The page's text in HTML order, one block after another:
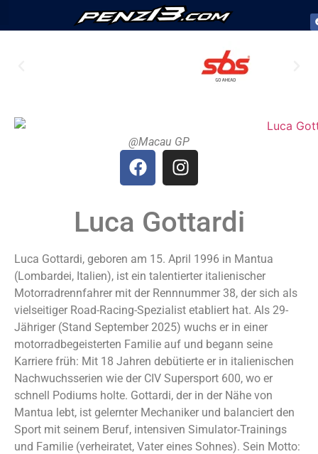
@Macau GP
Luca Gottardi
Luca Gottardi, geboren am 15. April 1996 in Mantua
(Lombardei, Italien), ist ein talentierter italienischer
Motorradrennfahrer mit der Rennnummer 38, der sich als
vielseitiger Road-Racing-Spezialist etabliert hat. Als 29-
Jähriger (Stand September 2025) wuchs er in einer
motorradbegeisterten Familie auf und begann seine
Karriere früh: Mit 18 Jahren debütierte er in italienischen
Nachwuchsserien wie der CIV Supersport 600, wo er
schnell Podiums holte. Gottardi, der in der Nähe von
Mantua lebt, ist gelernter Mechaniker und balanciert den
Sport mit seinem Beruf, intensiven Simulator-Trainings
und Familie (verheiratet, Vater eines Sohnes). Sein Motto: